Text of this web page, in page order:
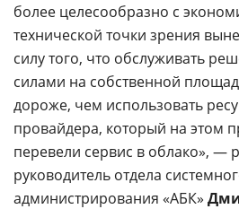
более целесообразно с
технической точки зрения
силу того, что обслуживать
силами на собственной
дороже, чем использовать
провайдера, который на этом
перевели сервис в облако», —
руководитель отдела
администрирования «АБК»